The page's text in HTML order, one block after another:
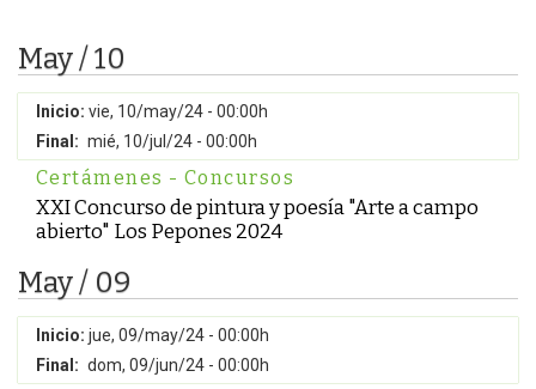
May / 10
Inicio: vie, 10/may/24 - 00:00h
Final: mié, 10/jul/24 - 00:00h
Certámenes - Concursos
XXI Concurso de pintura y poesía "Arte a campo
abierto" Los Pepones 2024
May / 09
Inicio: jue, 09/may/24 - 00:00h
Final: dom, 09/jun/24 - 00:00h